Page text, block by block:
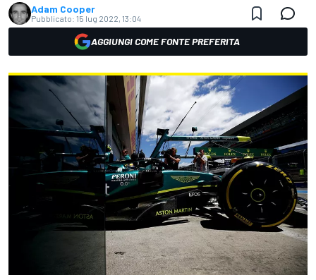
Adam Cooper
Pubblicato: 15 lug 2022, 13:04
AGGIUNGI COME FONTE PREFERITA